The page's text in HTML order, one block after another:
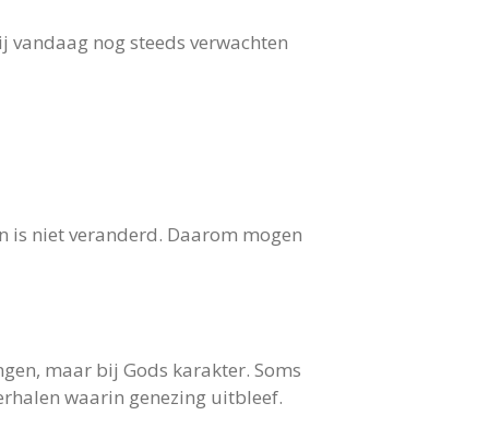
nog steeds verwachten
is niet veranderd. Daarom mogen
maar bij Gods karakter. Soms
waarin genezing uitbleef.